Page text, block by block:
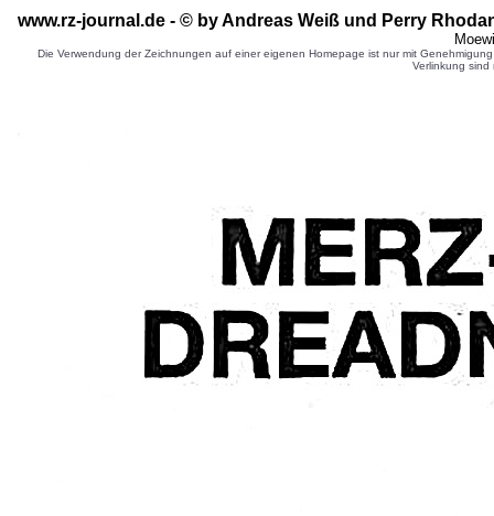
www.rz-journal.de - © by Andreas Weiß und Perry
Die Verwendung der Zeichnungen auf einer eigenen Homepage ist nur mit
Verlinkung sind